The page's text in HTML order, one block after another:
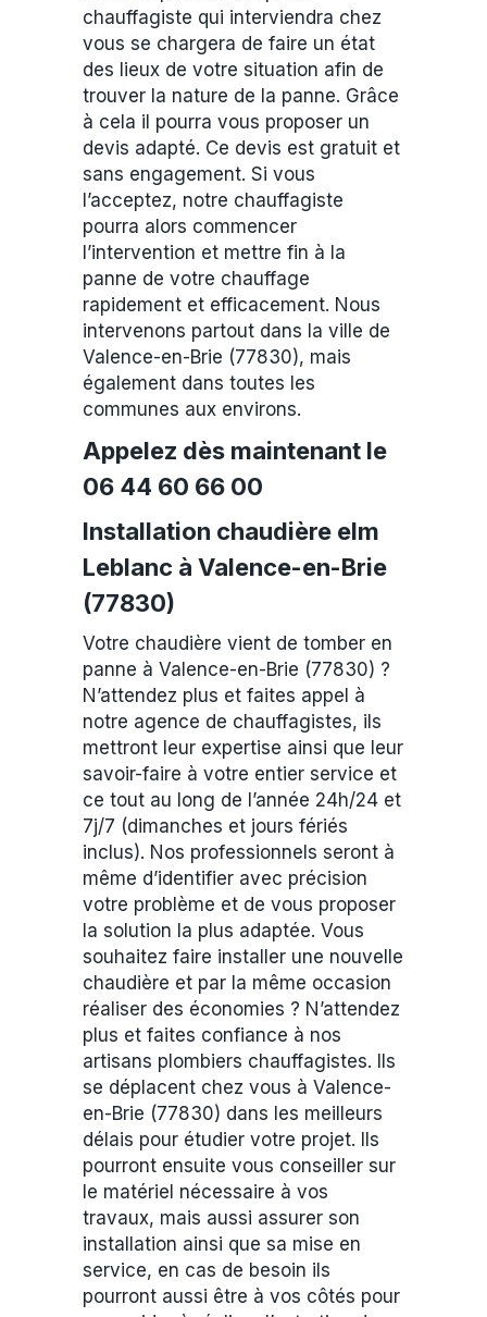
chauffagiste qui interviendra chez
vous se chargera de faire un état
des lieux de votre situation afin de
trouver la nature de la panne. Grâce
à cela il pourra vous proposer un
devis adapté. Ce devis est gratuit et
sans engagement. Si vous
l’acceptez, notre chauffagiste
pourra alors commencer
l’intervention et mettre fin à la
panne de votre chauffage
rapidement et efficacement. Nous
intervenons partout dans la ville de
Valence-en-Brie (77830), mais
également dans toutes les
communes aux environs.
Appelez dès maintenant le
06 44 60 66 00
Installation chaudière elm
Leblanc à Valence-en-Brie
(77830)
Votre chaudière vient de tomber en
panne à Valence-en-Brie (77830) ?
N’attendez plus et faites appel à
notre agence de chauffagistes, ils
mettront leur expertise ainsi que leur
savoir-faire à votre entier service et
ce tout au long de l’année 24h/24 et
7j/7 (dimanches et jours fériés
inclus). Nos professionnels seront à
même d’identifier avec précision
votre problème et de vous proposer
la solution la plus adaptée. Vous
souhaitez faire installer une nouvelle
chaudière et par la même occasion
réaliser des économies ? N’attendez
plus et faites confiance à nos
artisans plombiers chauffagistes. Ils
se déplacent chez vous à Valence-
en-Brie (77830) dans les meilleurs
délais pour étudier votre projet. Ils
pourront ensuite vous conseiller sur
le matériel nécessaire à vos
travaux, mais aussi assurer son
installation ainsi que sa mise en
service, en cas de besoin ils
pourront aussi être à vos côtés pour